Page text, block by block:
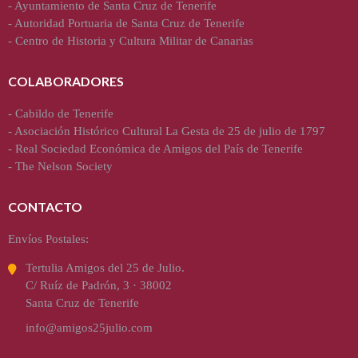
-Ayuntamiento de Santa Cruz de Tenerife
-Autoridad Portuaria de Santa Cruz de Tenerife
- Centro de Historia y Cultura Militar de Canarias
COLABORADORES
- Cabildo de Tenerife
-Asociación Histórico Cultural La Gesta de 25 de julio de 1797
- Real Sociedad Económica de Amigos del País de Tenerife
- The Nelson Society
CONTACTO
Envíos Postales:
Tertulia Amigos del 25 de Julio.
C/ Ruíz de Padrón, 3 · 38002
Santa Cruz de Tenerife
info@amigos25julio.com